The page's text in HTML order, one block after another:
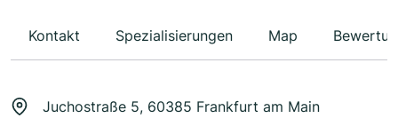
Kontakt Spezialisierungen Map
Juchostraße 5, 60385 Frankfurt am Main